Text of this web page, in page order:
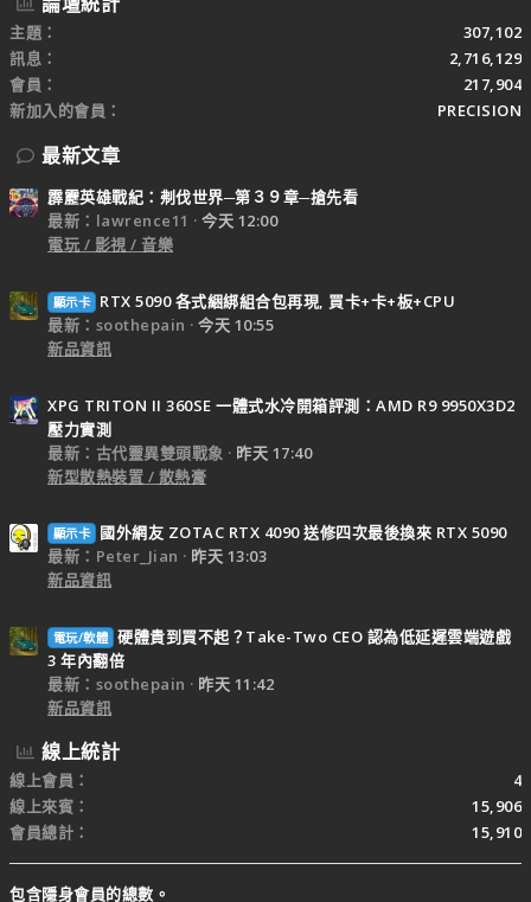
主題
307,102
訊息
2,716,129
會員
217,904
新加入的會員
PRECISION
最新文章
霹靂英雄戰紀：刜伐世界─第３９章─搶先看
最新：lawrence11
今天 12:00
電玩 / 影視 / 音樂
顯示卡
RTX 5090 各式綑綁組合包再現, 買卡+卡+板+CPU
最新：soothepain
今天 10:55
新品資訊
XPG TRITON II 360SE 一體式水冷開箱評測：AMD R9 9950X3D2
壓力實測
最新：古代靈異雙頭戰象
昨天 17:40
新型散熱裝置 / 散熱膏
顯示卡
國外網友 ZOTAC RTX 4090 送修四次最後換來 RTX 5090
最新：Peter_Jian
昨天 13:03
新品資訊
電玩/軟體 硬體貴到買不起？Take-Two CEO 認為低延遲雲端遊戲
3 年內翻倍
最新：soothepain
昨天 11:42
新品資訊
線上統計
線上會員
4
線上來賓
15,906
會員總計
15,910
包含隱身會員的總數。